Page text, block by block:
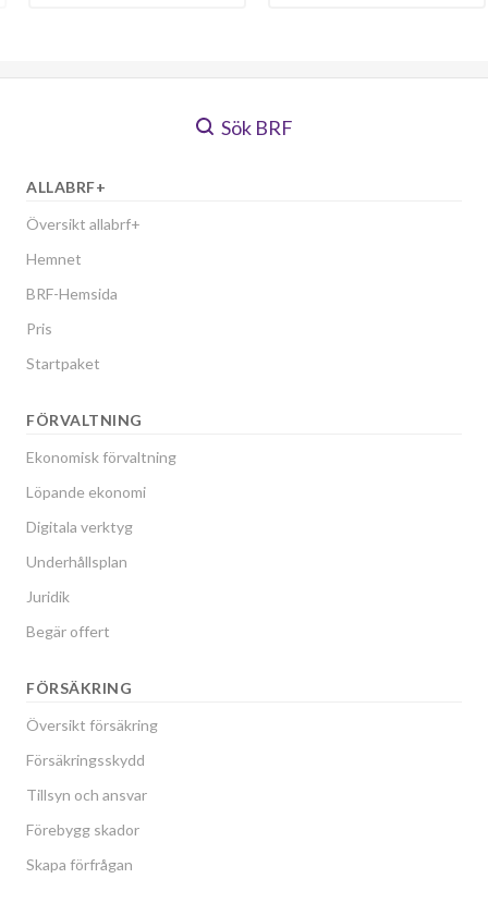
Sök BRF
ALLABRF+
Översikt allabrf+
Hemnet
BRF-Hemsida
Pris
Startpaket
FÖRVALTNING
Ekonomisk förvaltning
Löpande ekonomi
Digitala verktyg
Underhållsplan
Juridik
Begär offert
FÖRSÄKRING
Översikt försäkring
Försäkringsskydd
Tillsyn och ansvar
Förebygg skador
Skapa förfrågan